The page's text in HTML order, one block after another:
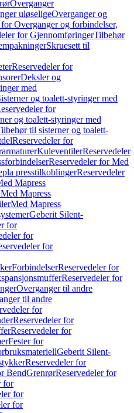
Overganger
uløseligeOverganger og
Overganger og forbindelser,
for GjennomføringerTilbehør
Skruesett til
Reservedeler for
Deksler og
med
og toalett-styringer med
for
og toalett-styringer med
til sisterner og toalett-
Reservedeler for
KuleventilerReservedeler
Reservedeler for Med
presstilkoblingerReservedeler
Mapress
Mapress
Med Mapress
Geberit Silent-
for
for
for
ForbindelserReservedeler for
Reservedeler for
Overganger til andre
til andre
for
Reservedeler for
Reservedeler for
Fester for
Geberit Silent-
Reservedeler for
BendGrenrørReservedeler for
for
for
for